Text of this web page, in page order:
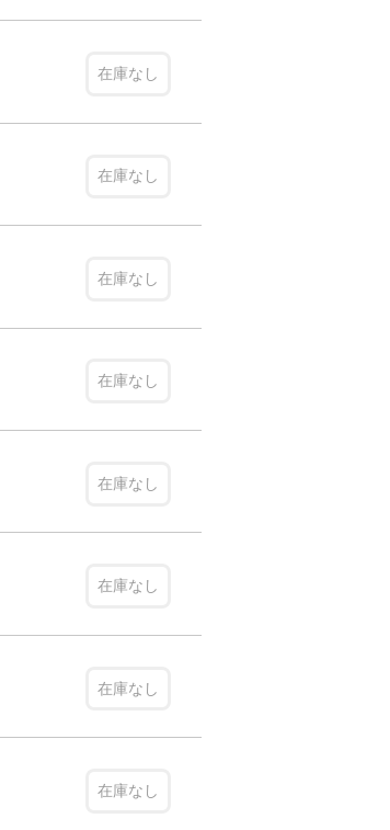
在庫なし
在庫なし
在庫なし
在庫なし
在庫なし
在庫なし
在庫なし
在庫なし